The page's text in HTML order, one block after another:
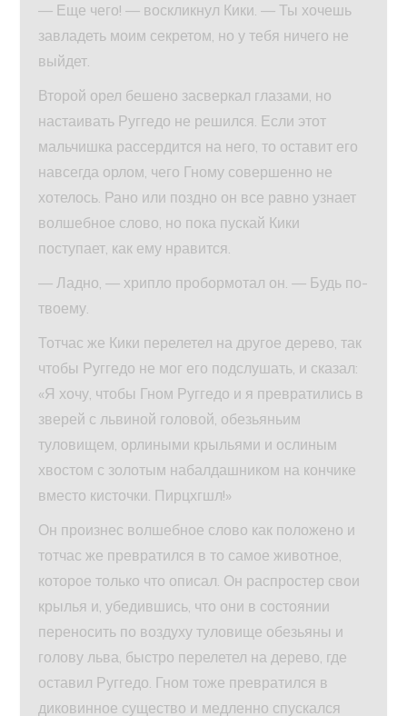
— Еще чего! — воскликнул Кики. — Ты хочешь
завладеть моим секретом, но у тебя ничего не
выйдет.
Второй орел бешено засверкал глазами, но
настаивать Руггедо не решился. Если этот
мальчишка рассердится на него, то оставит его
навсегда орлом, чего Гному совершенно не
хотелось. Рано или поздно он все равно узнает
волшебное слово, но пока пускай Кики
поступает, как ему нравится.
— Ладно, — хрипло пробормотал он. — Будь по-
твоему.
Тотчас же Кики перелетел на другое дерево, так
чтобы Руггедо не мог его подслушать, и сказал:
«Я хочу, чтобы Гном Руггедо и я превратились в
зверей с львиной головой, обезьяньим
туловищем, орлиными крыльями и ослиным
хвостом с золотым набалдашником на кончике
вместо кисточки. Пирцхгшл!»
Он произнес волшебное слово как положено и
тотчас же превратился в то самое животное,
которое только что описал. Он распростер свои
крылья и, убедившись, что они в состоянии
переносить по воздуху туловище обезьяны и
голову льва, быстро перелетел на дерево, где
оставил Руггедо. Гном тоже превратился в
диковинное существо и медленно спускался